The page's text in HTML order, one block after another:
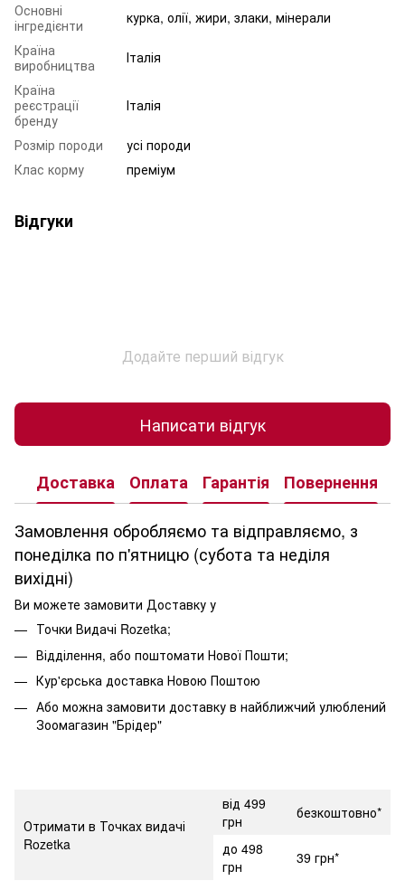
Основні
інгредієнти
курка, олії, жири, злаки, мінерали
Країна
виробництва
Італія
Країна
реєстрації
бренду
Італія
Розмір породи
усі породи
Клас корму
преміум
Відгуки
Додайте перший відгук
Написати відгук
Доставка Оплата Гарантія Повернення
Замовлення обробляємо та відправляємо, з
понеділка по п'ятницю (субота та неділя
вихідні)
Ви можете замовити Доставку у
Точки Видачі Rozetka;
Відділення, або поштомати Нової Пошти;
Кур'єрська доставка Новою Поштою
Або можна замовити доставку в найближчий улюблений
Зоомагазин "Брідер"
Отримати в Точках видачі
Rozetka
від 499
грн
безкоштовно*
до 498
грн
39 грн*